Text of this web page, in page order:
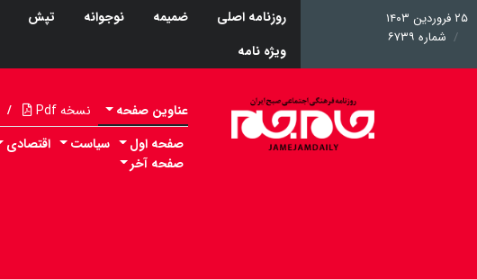
۲۵ فروردین ۱۴۰۳
شماره ۶۷۳۹
روزنامه اصلی ضمیمه نوجوانه تپش
ویژه نامه
عناوین صفحه نسخه Pdf /
صفحه اول سیاست اقتصادی
صفحه آخر